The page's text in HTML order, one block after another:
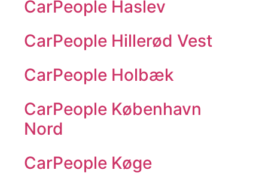
CarPeople Haslev
CarPeople Hillerød Vest
CarPeople Holbæk
CarPeople København
Nord
CarPeople Køge